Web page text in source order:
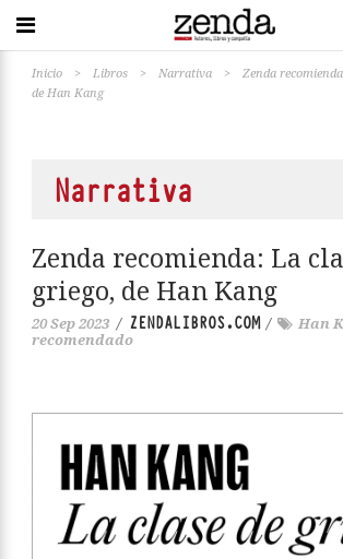
Inicio > Libros > Narrativa >
Zenda
de Han Kang
Narrativa
Zenda recomienda: La
griego, de Han Kang
20 Sep 2023 / ZENDALIBROS.COM/ Han
recomendado